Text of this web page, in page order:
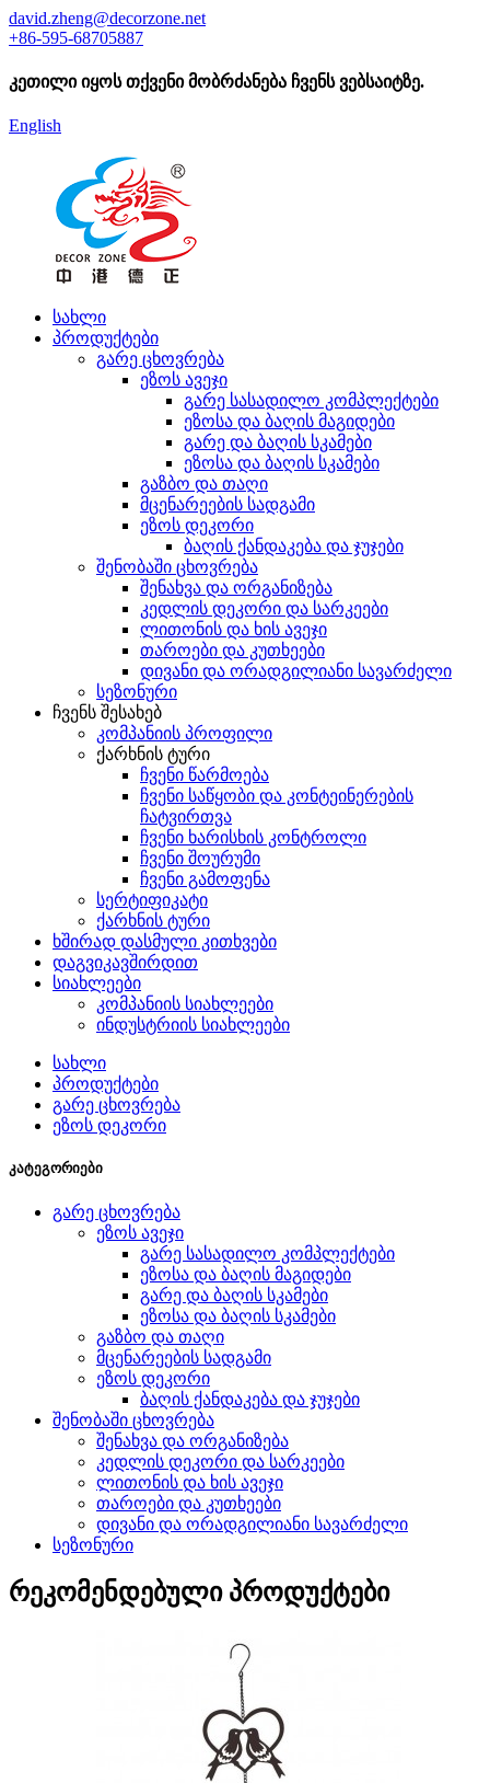
david.zheng@decorzone.net
+86-595-68705887
კეთილი იყოს თქვენი მობრძანება ჩვენს ვებსაიტზე.
English
სახლი
პროდუქტები
გარე ცხოვრება
ეზოს ავეჯი
გარე სასადილო კომპლექტები
ეზოსა და ბაღის მაგიდები
გარე და ბაღის სკამები
ეზოსა და ბაღის სკამები
გაზბო და თაღი
მცენარეების სადგამი
ეზოს დეკორი
ბაღის ქანდაკება და ჯუჯები
შენობაში ცხოვრება
შენახვა და ორგანიზება
კედლის დეკორი და სარკეები
ლითონის და ხის ავეჯი
თაროები და კუთხეები
დივანი და ორადგილიანი სავარძელი
სეზონური
ჩვენს შესახებ
კომპანიის პროფილი
ქარხნის ტური
ჩვენი წარმოება
ჩვენი საწყობი და კონტეინერების
ჩატვირთვა
ჩვენი ხარისხის კონტროლი
ჩვენი შოურუმი
ჩვენი გამოფენა
სერტიფიკატი
ქარხნის ტური
ხშირად დასმული კითხვები
დაგვიკავშირდით
სიახლეები
კომპანიის სიახლეები
ინდუსტრიის სიახლეები
სახლი
პროდუქტები
გარე ცხოვრება
ეზოს დეკორი
კატეგორიები
გარე ცხოვრება
ეზოს ავეჯი
გარე სასადილო კომპლექტები
ეზოსა და ბაღის მაგიდები
გარე და ბაღის სკამები
ეზოსა და ბაღის სკამები
გაზბო და თაღი
მცენარეების სადგამი
ეზოს დეკორი
ბაღის ქანდაკება და ჯუჯები
შენობაში ცხოვრება
შენახვა და ორგანიზება
კედლის დეკორი და სარკეები
ლითონის და ხის ავეჯი
თაროები და კუთხეები
დივანი და ორადგილიანი სავარძელი
სეზონური
რეკომენდებული პროდუქტები